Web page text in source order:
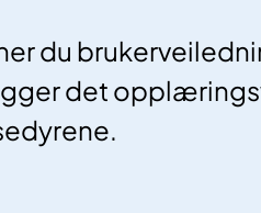
du
det